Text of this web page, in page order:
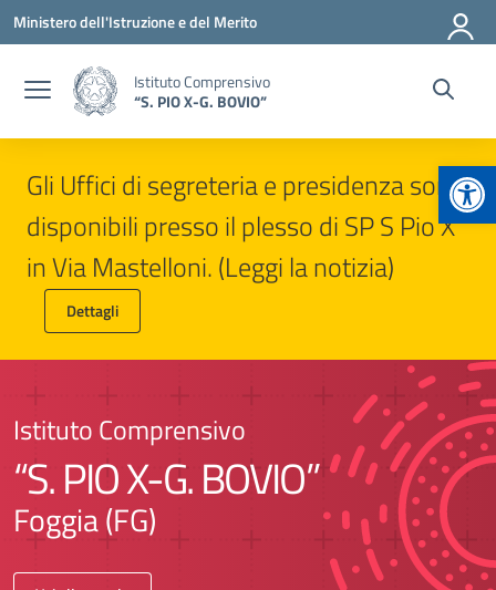
Vai ai contenuti
Vai al menu di navigazione
Vai al footer
Ministero dell'Istruzione e del Merito
Istituto Comprensivo
“S. PIO X-G. BOVIO”
Gli Uffici di segreteria e presidenza sono
disponibili presso il plesso di SP S Pio X
in Via Mastelloni. (Leggi la notizia)
Dettagli
Istituto Comprensivo
“S. PIO X-G. BOVIO”
Foggia (FG)